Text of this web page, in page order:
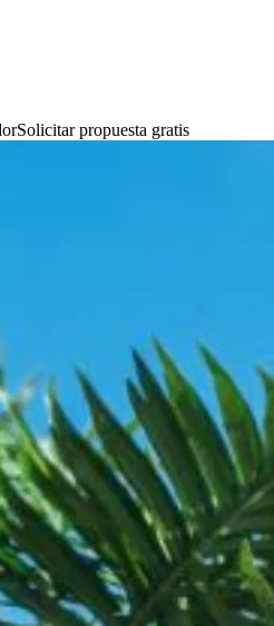
Solicitar propuesta gratis